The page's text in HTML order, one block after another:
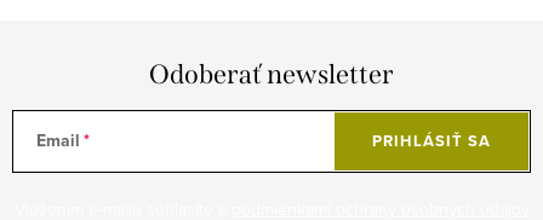
Odoberať newsletter
Email PRIHLÁSIŤ SA